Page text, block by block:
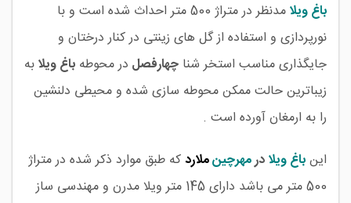
باغ ویلا
مدنظر در متراژ 500 متر احداث شده است و با
نورپردازی و استفاده از گل های زینتی در کنار درختان و
جایگذاری مناسب استخر شنا چهارفصل در محوطه باغ ویلابه
زیباترین حالت ممکن محوطه سازی شده و محیطی دلنشین
را به ارمغان آورده است .
اینباغ ویلادرمهرچینملاردکه طبق موارد ذکر شده در متراژ
500 متر می باشد دارای 145 متر ویلا مدرن و مهندسی ساز